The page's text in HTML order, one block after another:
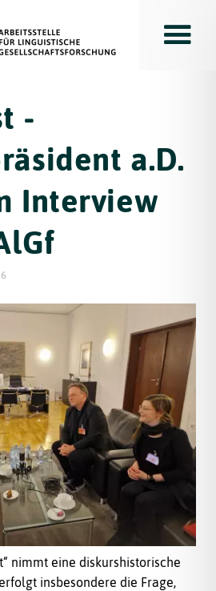
-
a.D.
Interview
nimmt eine diskurshistorische
insbesondere die Frage,